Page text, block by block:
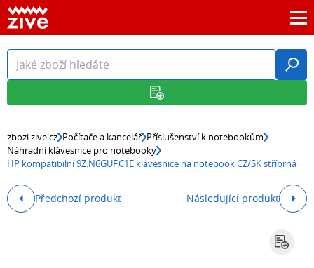
zbozi.zive.cz Počítače a kancelář Příslušenství k notebookům
Náhradní klávesnice pro notebooky
HP kompatibilní 9Z.N6GUF.C1E klávesnice na notebook CZ/SK stříbrná
Předchozí produkt Následující produkt